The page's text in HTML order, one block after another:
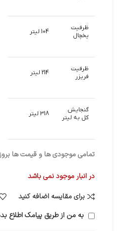
ظرفیت
یخچال
104 لیتر
ظرفیت
فریزر
214 لیتر
گنجایش
کل به لیتر
318 لیتر
تمامی موجودی ها و قیمت ها
در انبار موجود نمی باشد
برای مقایسه اضافه کنید
به من از طریق پیامک اطلاع